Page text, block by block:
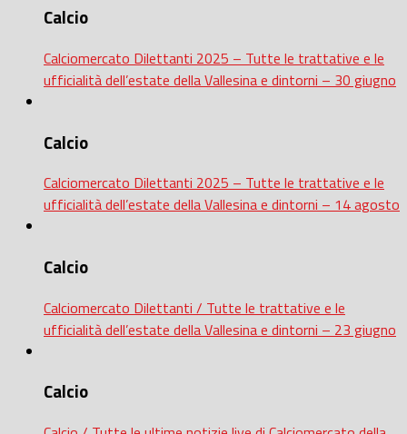
Calcio
Calciomercato Dilettanti 2025 – Tutte le trattative e le
ufficialità dell’estate della Vallesina e dintorni – 30 giugno
Calcio
Calciomercato Dilettanti 2025 – Tutte le trattative e le
ufficialità dell’estate della Vallesina e dintorni – 14 agosto
Calcio
Calciomercato Dilettanti / Tutte le trattative e le
ufficialità dell’estate della Vallesina e dintorni – 23 giugno
Calcio